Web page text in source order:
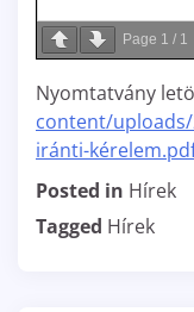
Page 1 / 1
Nyomtatvány
content/
iránti-
Posted in Hírek
Tagged Hírek